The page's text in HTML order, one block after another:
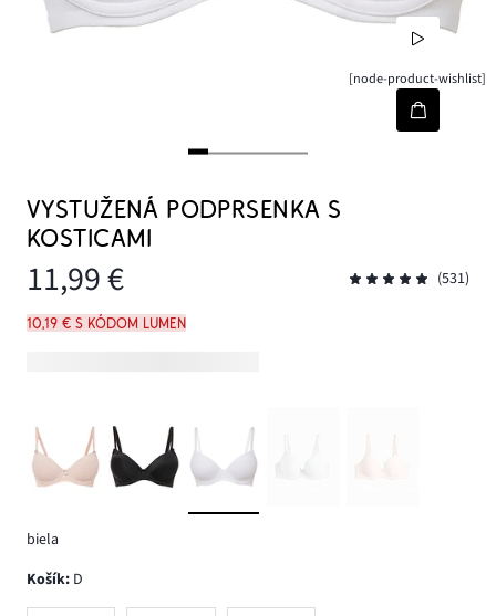
[node-product-wishlist]
VYSTUŽENÁ PODPRSENKA S
KOSTICAMI
11,99 € (531)
10,19 € s kódom LUMEN
biela
Košík: D